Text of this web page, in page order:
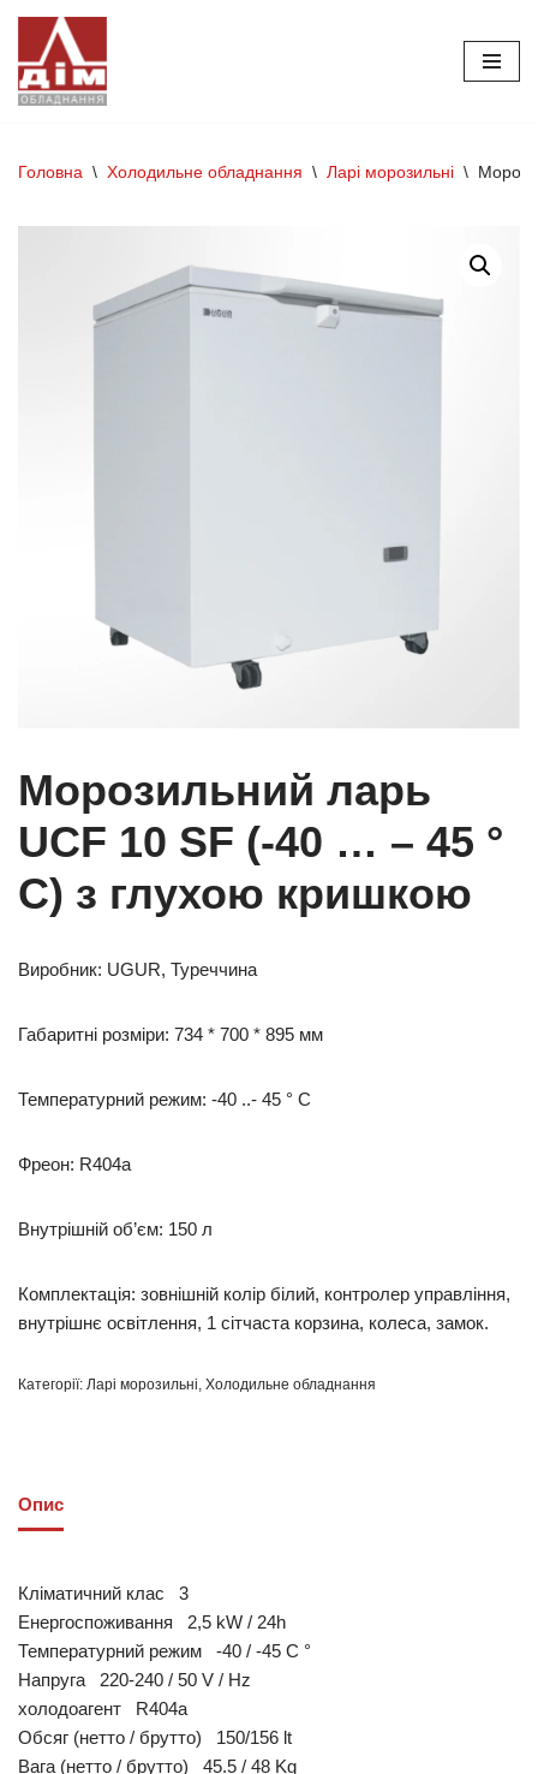
Перейти
до
Головна \ Холодильне обладнання \ Ларі морозильні \
Морозильний ларь
UCF 10 SF (-40 … – 45 °
С) з глухою кришкою
Виробник: UGUR, Туреччина
Габаритні розміри: 734 * 700 * 895 мм
Температурний режим: -40 ..- 45 ° С
Фреон: R404a
Внутрішній об’єм: 150 л
Комплектація: зовнішній колір білий, контролер управління,
внутрішнє освітлення, 1 сітчаста корзина, колеса, замок.
Категорії: Ларі морозильні, Холодильне обладнання
Опис
Кліматичний клас 3
Енергоспоживання 2,5 kW / 24h
Температурний режим -40 / -45 C °
Напруга 220-240 / 50 V / Hz
холодоагент R404a
Обсяг (нетто / брутто) 150/156 lt
Вага (нетто / брутто) 45.5 / 48 Kg